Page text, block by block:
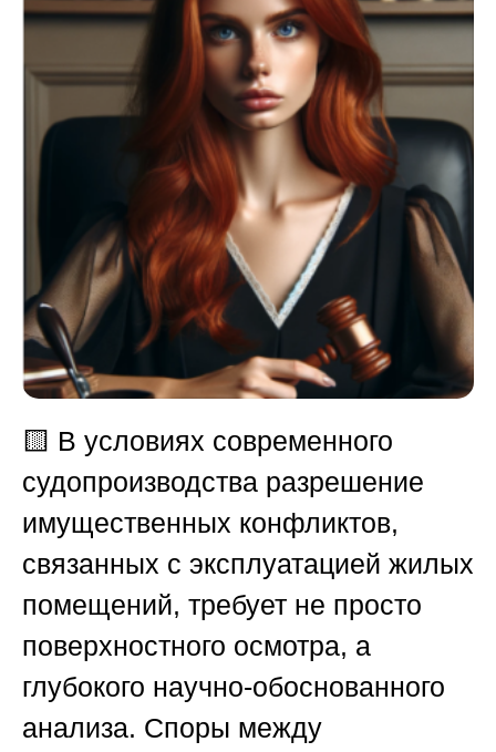
🟨 В условиях современного
судопроизводства разрешение
имущественных конфликтов,
связанных с эксплуатацией жилых
помещений, требует не просто
поверхностного осмотра, а
глубокого научно-обоснованного
анализа. Споры между